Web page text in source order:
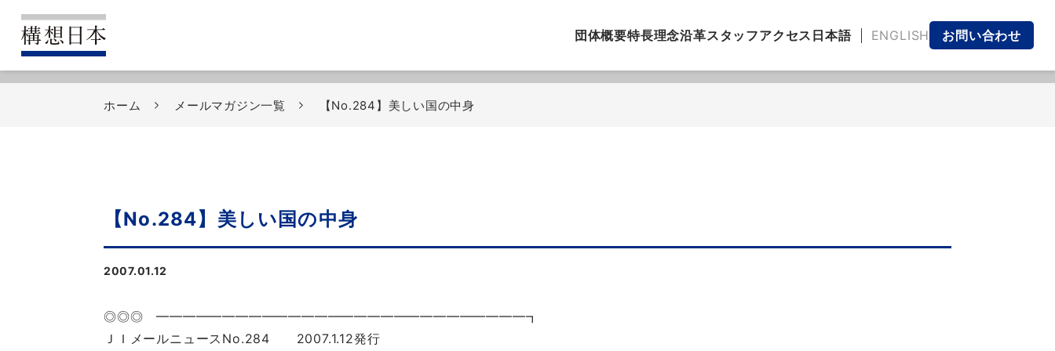
団体概要特長理念沿革スタッフアクセス 日本語 ENGLISH お問い合わせ
ホーム メールマガジン一覧 【No.284】美しい国の中身
【No.284】美しい国の中身
2007.01.12
◎◎◎ ━━━━━━━━━━━━━━━━━━━━━━━━━━━━┓
ＪＩメールニュースNo.284 2007.1.12発行